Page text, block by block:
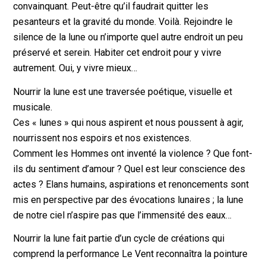
convainquant. Peut-être qu’il faudrait quitter les
pesanteurs et la gravité du monde. Voilà. Rejoindre le
silence de la lune ou n’importe quel autre endroit un peu
préservé et serein. Habiter cet endroit pour y vivre
autrement. Oui, y vivre mieux…
Nourrir la lune est une traversée poétique, visuelle et
musicale.
Ces « lunes » qui nous aspirent et nous poussent à agir,
nourrissent nos espoirs et nos existences.
Comment les Hommes ont inventé la violence ? Que font-
ils du sentiment d’amour ? Quel est leur conscience des
actes ? Elans humains, aspirations et renoncements sont
mis en perspective par des évocations lunaires ; la lune
de notre ciel n’aspire pas que l’immensité des eaux…
Nourrir la lune fait partie d’un cycle de créations qui
comprend la performance Le Vent reconnaîtra la pointure